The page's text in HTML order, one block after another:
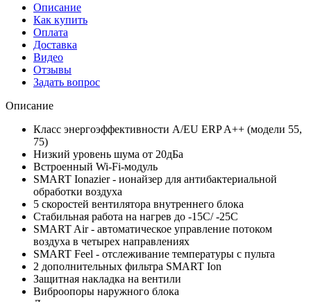
Описание
Как купить
Оплата
Доставка
Видео
Отзывы
Задать вопрос
Описание
Класс энергоэффективности А/EU ERP A++ (модели 55,
75)
Низкий уровень шума от 20дБа
Встроенный Wi-Fi-модуль
SMART Ionazier - ионайзер для антибактериальной
обработки воздуха
5 скоростей вентилятора внутреннего блока
Стабильная работа на нагрев до -15С/ -25С
SMART Air - автоматическое управление потоком
воздуха в четырех направлениях
SMART Feel - отслеживание температуры с пульта
2 дополнительных фильтра SMART Ion
Защитная накладка на вентили
Виброопоры наружного блока